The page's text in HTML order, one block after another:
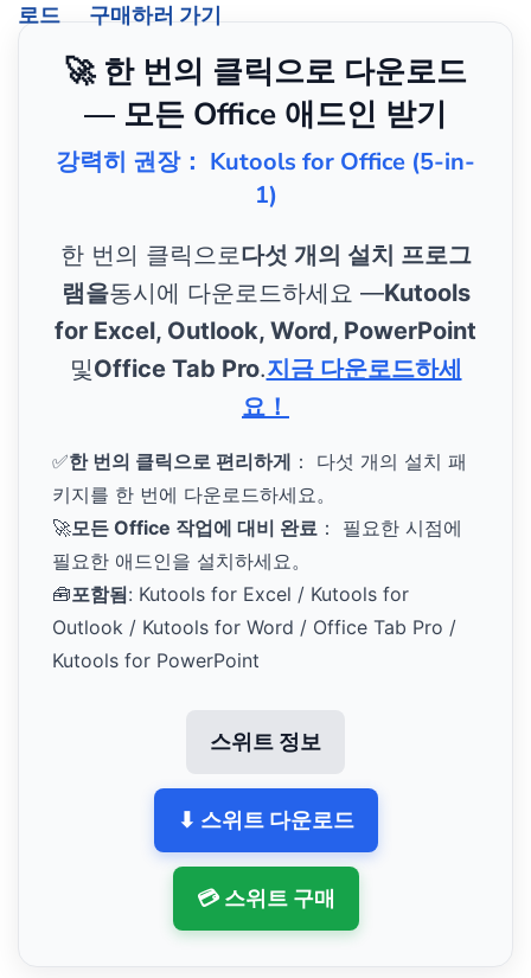
로드
구매하러 가기
🚀 한 번의 클릭으로 다운로드
— 모든 Office 애드인 받기
강력히 권장： Kutools for Office (5-in-
1)
한 번의 클릭으로다섯 개의 설치 프로그
램을동시에 다운로드하세요 —Kutools
for Excel, Outlook, Word, PowerPoint
및Office Tab Pro.지금 다운로드하세
요！
✅한 번의 클릭으로 편리하게 ： 다섯 개의 설치 패
키지를 한 번에 다운로드하세요。
🚀모든 Office 작업에 대비 완료 ： 필요한 시점에
필요한 애드인을 설치하세요。
🧰포함됨: Kutools for Excel / Kutools for
Outlook / Kutools for Word / Office Tab Pro /
Kutools for PowerPoint
스위트 정보
⬇ 스위트 다운로드
💳 스위트 구매